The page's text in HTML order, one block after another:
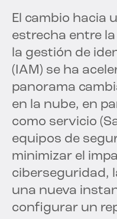
El cambio hacia
estrecha entre
la gestión de
(IAM) se ha
panorama
en la nube, en
como servicio
equipos de
minimizar el
ciberseguridad,
una nueva
configurar un